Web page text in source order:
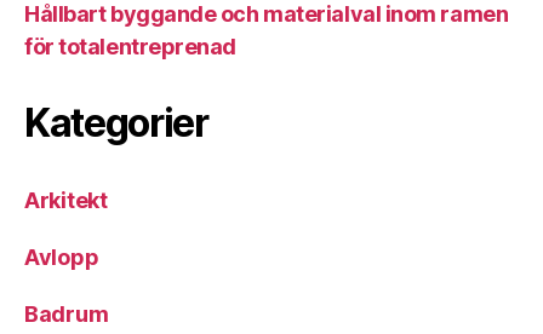
Hållbart byggande och materialval inom ramen
för totalentreprenad
Kategorier
Arkitekt
Avlopp
Badrum